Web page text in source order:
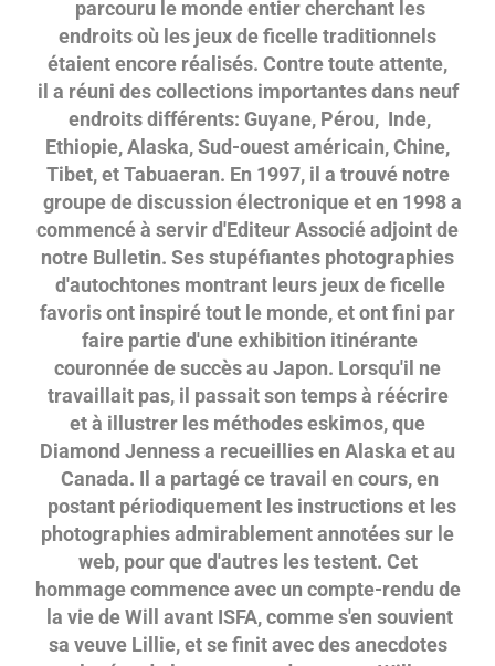
parcouru le monde entier cherchant les
endroits où les jeux de ficelle traditionnels
étaient encore réalisés. Contre toute attente,
il a réuni des collections importantes dans neuf
endroits différents: Guyane, Pérou, Inde,
Ethiopie, Alaska, Sud-ouest américain, Chine,
Tibet, et Tabuaeran. En 1997, il a trouvé notre
groupe de discussion électronique et en 1998 a
commencé à servir d'Editeur Associé adjoint de
notre Bulletin. Ses stupéfiantes photographies
d'autochtones montrant leurs jeux de ficelle
favoris ont inspiré tout le monde, et ont fini par
faire partie d'une exhibition itinérante
couronnée de succès au Japon. Lorsqu'il ne
travaillait pas, il passait son temps à réécrire
et à illustrer les méthodes eskimos, que
Diamond Jenness a recueillies en Alaska et au
Canada. Il a partagé ce travail en cours, en
postant périodiquement les instructions et les
photographies admirablement annotées sur le
web, pour que d'autres les testent. Cet
hommage commence avec un compte-rendu de
la vie de Will avant ISFA, comme s'en souvient
sa veuve Lillie, et se finit avec des anecdotes